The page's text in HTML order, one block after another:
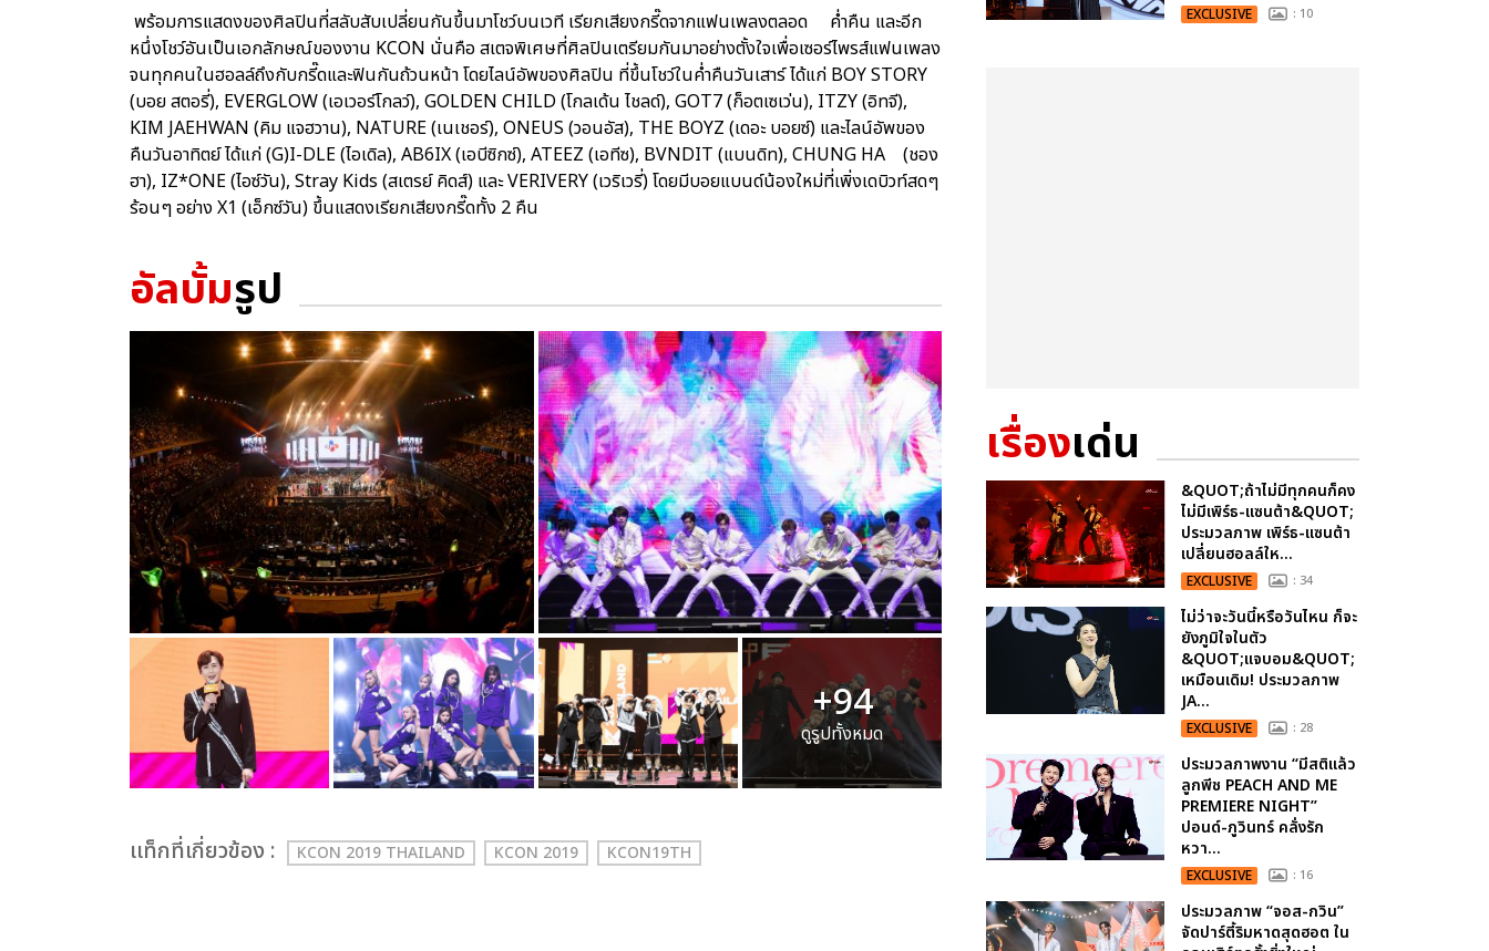
พร้อมการแสดงของศิลปินที่สลับสับเปลี่ยนกันขึ้นมาโชว์บนเวที เรียกเสียงกรี๊ดจากแฟนเพลงตลอด ค่ำคืน และอีก
หนึ่งโชว์อันเป็นเอกลักษณ์ของงาน KCON นั่นคือ สเตจพิเศษที่ศิลปินเตรียมกันมาอย่างตั้งใจเพื่อเซอร์ไพรส์แฟนเพลง
จนทุกคนในฮอลล์ถึงกับกรี๊ดและฟินกันถ้วนหน้า โดยไลน์อัพของศิลปิน ที่ขึ้นโชว์ในค่ำคืนวันเสาร์ ได้แก่ BOY STORY
(บอย สตอรี่), EVERGLOW (เอเวอร์โกลว์), GOLDEN CHILD (โกลเด้น ไชลด์), GOT7 (ก็อตเซเว่น), ITZY (อิทจี),
KIM JAEHWAN (คิม แจฮวาน), NATURE (เนเชอร์), ONEUS (วอนอัส), THE BOYZ (เดอะ บอยซ์) และไลน์อัพของ
คืนวันอาทิตย์ ได้แก่ (G)I-DLE (ไอเดิล), AB6IX (เอบีซิกซ์), ATEEZ (เอทีซ), BVNDIT (แบนดิท), CHUNG HA (ชอง
ฮา), IZ*ONE (ไอซ์วัน), Stray Kids (สเตรย์ คิดส์) และ VERIVERY (เวริเวรี่) โดยมีบอยแบนด์น้องใหม่ที่เพิ่งเดบิวท์สดๆ
ร้อนๆ อย่าง X1 (เอ็กซ์วัน) ขึ้นแสดงเรียกเสียงกรี๊ดทั้ง 2 คืน
อัลบั้มรูป
+94
ดูรูปทั้งหมด
เเท็กที่เกี่ยวข้อง : KCON 2019 THAILAND KCON 2019 KCON19TH
EXCLUSIVE : 10
เรื่องเด่น
&QUOT;ถ้าไม่มีทุกคนก็คง
ไม่มีเพิร์ธ-แซนต้า&QUOT;
ประมวลภาพ เพิร์ธ-แซนต้า
เปลี่ยนฮอลล์ให...
EXCLUSIVE : 34
ไม่ว่าจะวันนี้หรือวันไหน ก็จะ
ยังภูมิใจในตัว
&QUOT;แจบอม&QUOT;
เหมือนเดิม! ประมวลภาพ
JA...
EXCLUSIVE : 28
ประมวลภาพงาน “มีสติแล้ว
ลูกพีช PEACH AND ME
PREMIERE NIGHT”
ปอนด์-ภูวินทร์ คลั่งรัก
หวา...
EXCLUSIVE : 16
ประมวลภาพ “จอส-กวิน”
จัดปาร์ตี้ริมหาดสุดฮอต ใน